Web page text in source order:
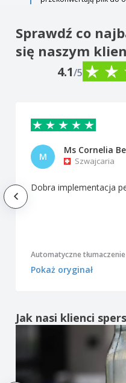
Sprawdź co
się naszym
4.1/5
M
Ms Cornelia
Szwajcaria
Dobra implementacja
Automatyczne tłumaczenie
Pokaż oryginał
Jak nasi klienci